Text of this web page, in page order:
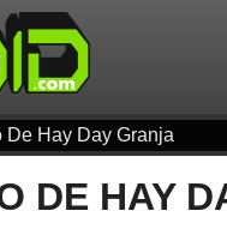
De Hay Day Granja
DE HAY